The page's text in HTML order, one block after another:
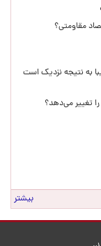
مقاومتی؟
به نتیجه نزدیک است
تغییر می‌دهد؟
بیشتر